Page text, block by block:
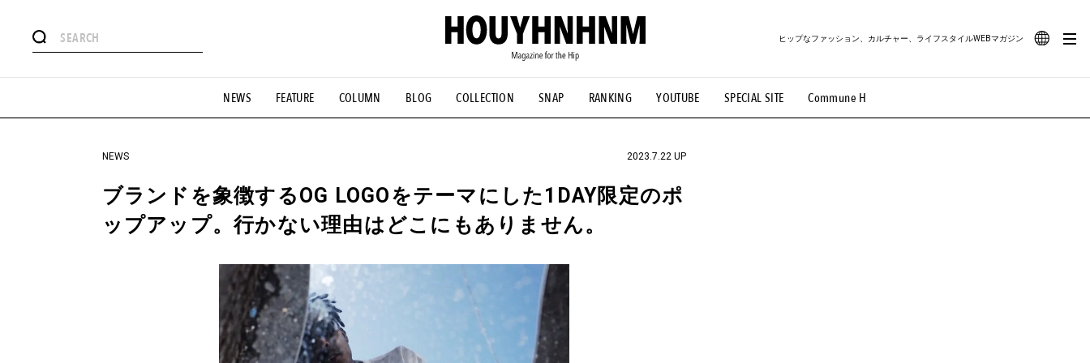
NEWS FEATURE COLUMN BLOG COLLECTION SNAP RANKING YOUTUBE SPECIAL SITE Commune H
ヒップなファッション、カルチャー、ライフスタイルWEBマガジン
#憧れの逸品 #ESSENTIAL DESIGNS #古着サミット #NEW VINTAGE #マイナーグッド図鑑 #路地裏てぃーん。 #MONTHLY JOURNAL
#GH 銘品の所以 #フイナムのYouTube #Commune H #FOCUS IT #AH.H #ととけん #FASHION #MUSIC #MOVIE #LIFESTYLE #SNEAKER #OUTDOOR
#HANDSOME HANDBOOK
NEWS 2023.7.22 UP
ブランドを象徴するOG LOGOをテーマにした1DAY限定のポ
ップアップ。行かない理由はどこにもありません。